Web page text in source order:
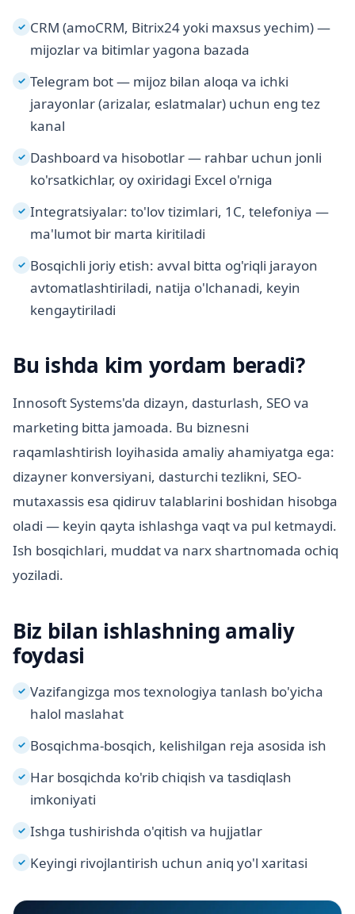
✓ CRM (amoCRM, Bitrix24 yoki maxsus yechim) —
mijozlar va bitimlar yagona bazada
✓ Telegram bot — mijoz bilan aloqa va ichki
jarayonlar (arizalar, eslatmalar) uchun eng tez
kanal
✓ Dashboard va hisobotlar — rahbar uchun jonli
ko'rsatkichlar, oy oxiridagi Excel o'rniga
✓ Integratsiyalar: to'lov tizimlari, 1C, telefoniya —
ma'lumot bir marta kiritiladi
✓ Bosqichli joriy etish: avval bitta og'riqli jarayon
avtomatlashtiriladi, natija o'lchanadi, keyin
kengaytiriladi
Bu ishda kim yordam beradi?
Innosoft Systems'da dizayn, dasturlash, SEO va
marketing bitta jamoada. Bu biznesni
raqamlashtirish loyihasida amaliy ahamiyatga ega:
dizayner konversiyani, dasturchi tezlikni, SEO-
mutaxassis esa qidiruv talablarini boshidan hisobga
oladi — keyin qayta ishlashga vaqt va pul ketmaydi.
Ish bosqichlari, muddat va narx shartnomada ochiq
yoziladi.
Biz bilan ishlashning amaliy
foydasi
✓ Vazifangizga mos texnologiya tanlash bo'yicha
halol maslahat
✓ Bosqichma-bosqich, kelishilgan reja asosida ish
✓ Har bosqichda ko'rib chiqish va tasdiqlash
imkoniyati
✓ Ishga tushirishda o'qitish va hujjatlar
✓ Keyingi rivojlantirish uchun aniq yo'l xaritasi